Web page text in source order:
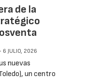
de la
6 JULIO, 2026
nuevas
un centro